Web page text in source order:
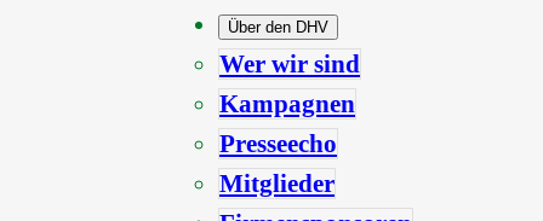
Über den DHV
Wer wir sind
Kampagnen
Presseecho
Mitglieder